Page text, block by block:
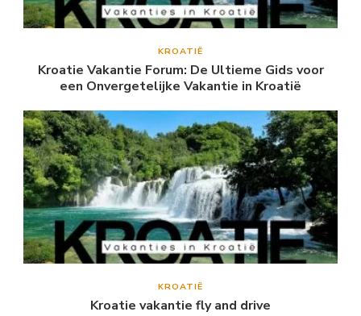
KROATIË
Kroatie Vakantie Forum: De Ultieme Gids voor
een Onvergetelijke Vakantie in Kroatië
KROATIË
Kroatie vakantie fly and drive